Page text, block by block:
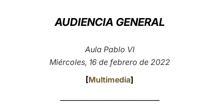
AUDIENCIA GENERAL
Aula Pablo VI
Miércoles, 16 de febrero de 2022
[Multimedia]